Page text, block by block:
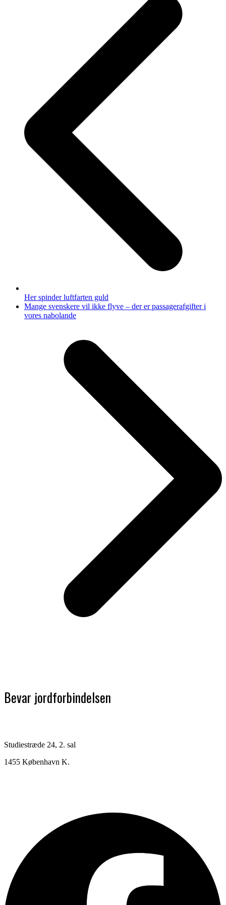
Her spinder luftfarten guld
next
post:
Mange svenskere vil ikke flyve – der er passagerafgifter i
vores nabolande
Bevar jordforbindelsen
Studiestræde 24, 2. sal
1455 København K.